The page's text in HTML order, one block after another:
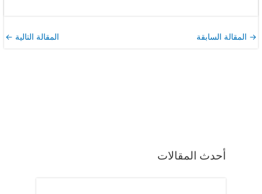
أحدث المقالات
→ المقالة السابقة المقالة التالية ←